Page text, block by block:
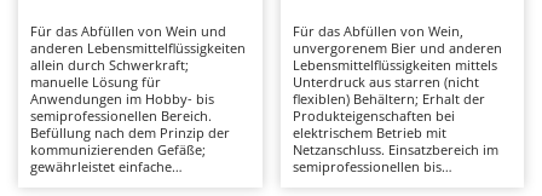
Astkettensägen - Hochentaster
Astscheren
Atemschutzgeräte
Aufroller für Olivennetze
Aufschnittmaschinen
Ama
Ambrogio Robot
Annovi Reverberi
ANTHBOT
Archman
Für das Abfüllen von Wein und
anderen Lebensmittelflüssigkeiten
allein durch Schwerkraft;
manuelle Lösung für
Anwendungen im Hobby- bis
semiprofessionellen Bereich.
Befüllung nach dem Prinzip der
kommunizierenden Gefäße;
gewährleistet einfache
Für das Abfüllen von Wein,
unvergorenem Bier und anderen
Lebensmittelflüssigkeiten mittels
Unterdruck aus starren (nicht
flexiblen) Behältern; Erhalt der
Produkteigenschaften bei
elektrischem Betrieb mit
Netzanschluss. Einsatzbereich im
semiprofessionellen bis